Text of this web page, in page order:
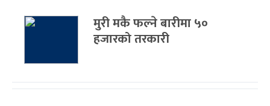
मुरी मकै फल्ने बारीमा ५०
हजारको तरकारी